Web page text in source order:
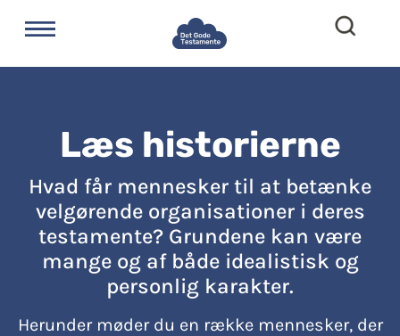
Læs historierne
Hvad får mennesker til at betænke
velgørende organisationer i deres
testamente? Grundene kan være
mange og af både idealistisk og
personlig karakter.
Herunder møder du en række mennesker, der